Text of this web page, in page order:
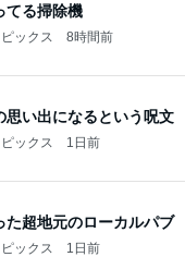
てる掃除機
ックス 8時間前
思い出になるという呪文
ックス 1日前
た超地元のローカルパブ
ックス 1日前